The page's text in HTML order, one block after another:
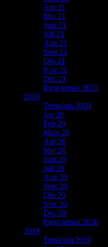
Apr 21
Maj 21
Juni 21
Juli 21
Aug 21
Sept 21
Okt 21
Nov 21
Dec 21
Egna teman 2021
2020
Temalista 2020
Jan 20
Feb 20
Mars 20
Apr 20
Maj 20
Juni 20
Juli 20
Aug 20
Sept 20
Okt 20
Nov 20
Dec 20
Egna teman 2020
2019
Temalista 2019